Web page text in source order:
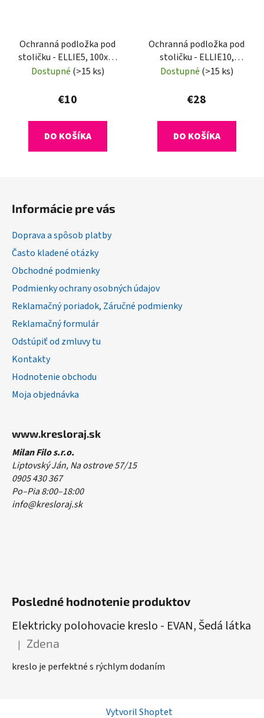
Ochranná podložka pod
stoličku - ELLIE5, 100x50
cm, 0,8 mm
Dostupné (>15 ks)
€10
DO KOŠÍKA
Ochranná podložka pod
stoličku - ELLIE10,
120x90 cm, 1,8 mm
Dostupné (>15 ks)
€28
DO KOŠÍKA
Informácie pre vás
Doprava a spôsob platby
Často kladené otázky
Obchodné podmienky
Podmienky ochrany osobných údajov
Reklamačný poriadok, Záručné podmienky
Reklamačný formulár
Odstúpiť od zmluvy tu
Kontakty
Hodnotenie obchodu
Moja objednávka
www.kresloraj.sk
Milan Filo s.r.o.
Liptovský Ján, Na ostrove 57/15
0905 430 367
Po–Pia 8:00–18:00
info@kresloraj.sk
Posledné hodnotenie produktov
Elektricky polohovacie kreslo - EVAN, Šedá látka
Hodnotenie produktu je 5 z 5 hviezdičiek.
| Zdena
kreslo je perfektné s rýchlym dodaním
Vytvoril Shoptet